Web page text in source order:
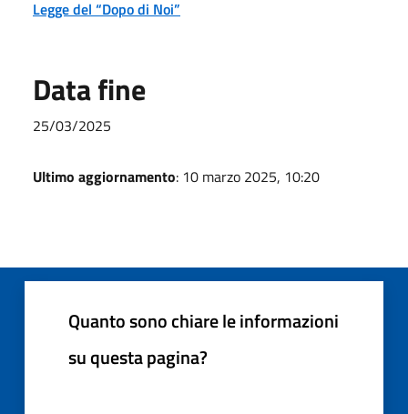
Legge del “Dopo di Noi”
Data fine
25/03/2025
Ultimo aggiornamento: 10 marzo 2025, 10:20
Quanto sono chiare le informazioni
su questa pagina?